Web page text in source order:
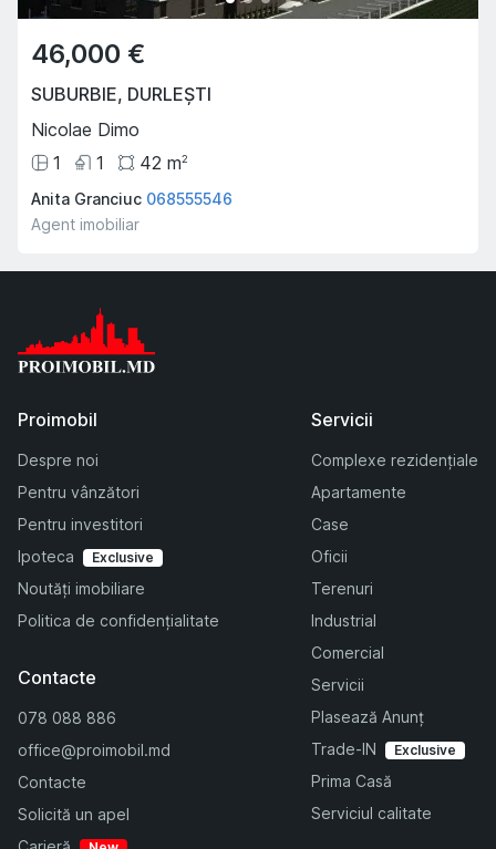
46,000 €
SUBURBIE, DURLEȘTI
Nicolae Dimo
1
1 42 m2
Anita Granciuc 068555546
Agent imobiliar
Proimobil
Despre noi
Pentru vânzători
Pentru investitori
Ipoteca
Exclusive
Noutăți imobiliare
Politica de confidențialitate
Servicii
Complexe rezidențiale
Apartamente
Case
Oficii
Terenuri
Industrial
Comercial
Servicii
Plasează Anunț
Trade-IN
Exclusive
Prima Casă
Serviciul calitate
Contacte
078 088 886
office@proimobil.md
Contacte
Solicită un apel